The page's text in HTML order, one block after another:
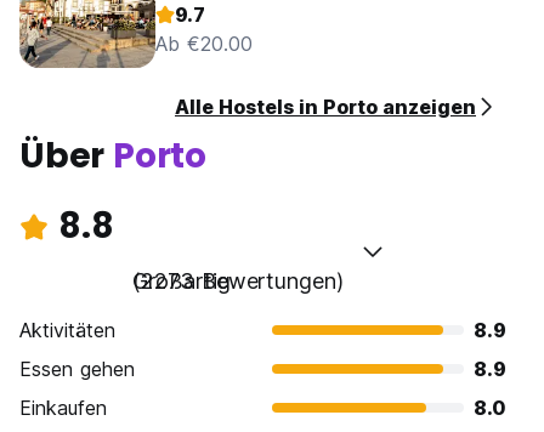
9.7
Ab €20.00
Alle Hostels in Porto anzeigen
Über Porto
8.8
Großartig
(2273 Bewertungen)
Aktivitäten
8.9
Essen gehen
8.9
Einkaufen
8.0